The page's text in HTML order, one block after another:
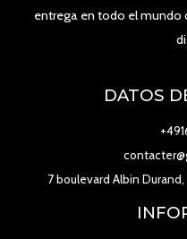
entrega en todo el mundo
DATOS
7 boulevard Albin